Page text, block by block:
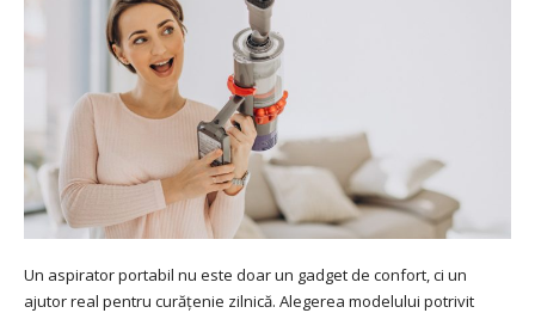
Un aspirator portabil nu este doar un gadget de confort, ci un
ajutor real pentru curățenie zilnică. Alegerea modelului potrivit